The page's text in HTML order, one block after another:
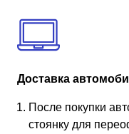
Доставка
После покупки
стоянку для